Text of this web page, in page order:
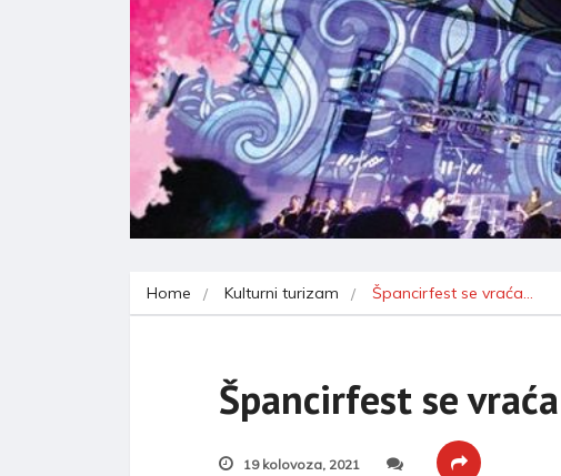
Home Kulturni turizam Špancirfest se vraća…
Špancirfest se
19 kolovoza, 2021